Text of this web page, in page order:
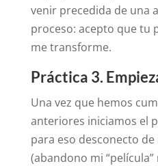
venir precedida de una
proceso: acepto que tu
me transforme.
Práctica 3.
Una vez que hemos
anteriores iniciamos el
para eso desconecto
(abandono mi